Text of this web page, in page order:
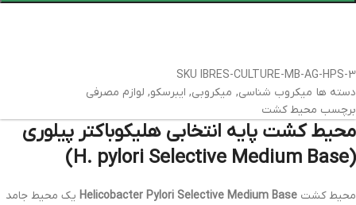
SKU IBRES-CULTURE-MB-AG-HPS-3
دسته ها میکروب شناسی, میکروبی, ایبرسکو, لوازم مصرفی
برچسب محیط کشت
محیط کشت پایه انتخابی هلیکوباکتر پیلوری
(H. pylori Selective Medium Base)
محیط کشت Helicobacter Pylori Selective Medium Base یک محیط جامد